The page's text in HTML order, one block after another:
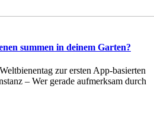
summen in deinem Garten?
zur ersten App-basierten
– Wer gerade aufmerksam durch